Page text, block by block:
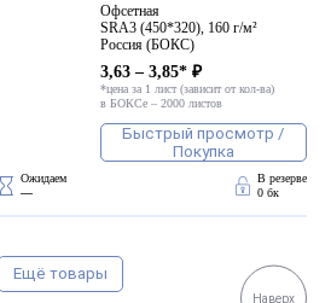
Офсетная
SRA3 (450*320), 160 г/м²
Россия (БОКС)
3,63 – 3,85* ₽
*цена за 1 лист (зависит от кол-ва)
в БОКСе – 2000 листов
Быстрый просмотр /
Покупка
Ожидаем
—
В резерве
0 бк
Ещё товары
Наверх